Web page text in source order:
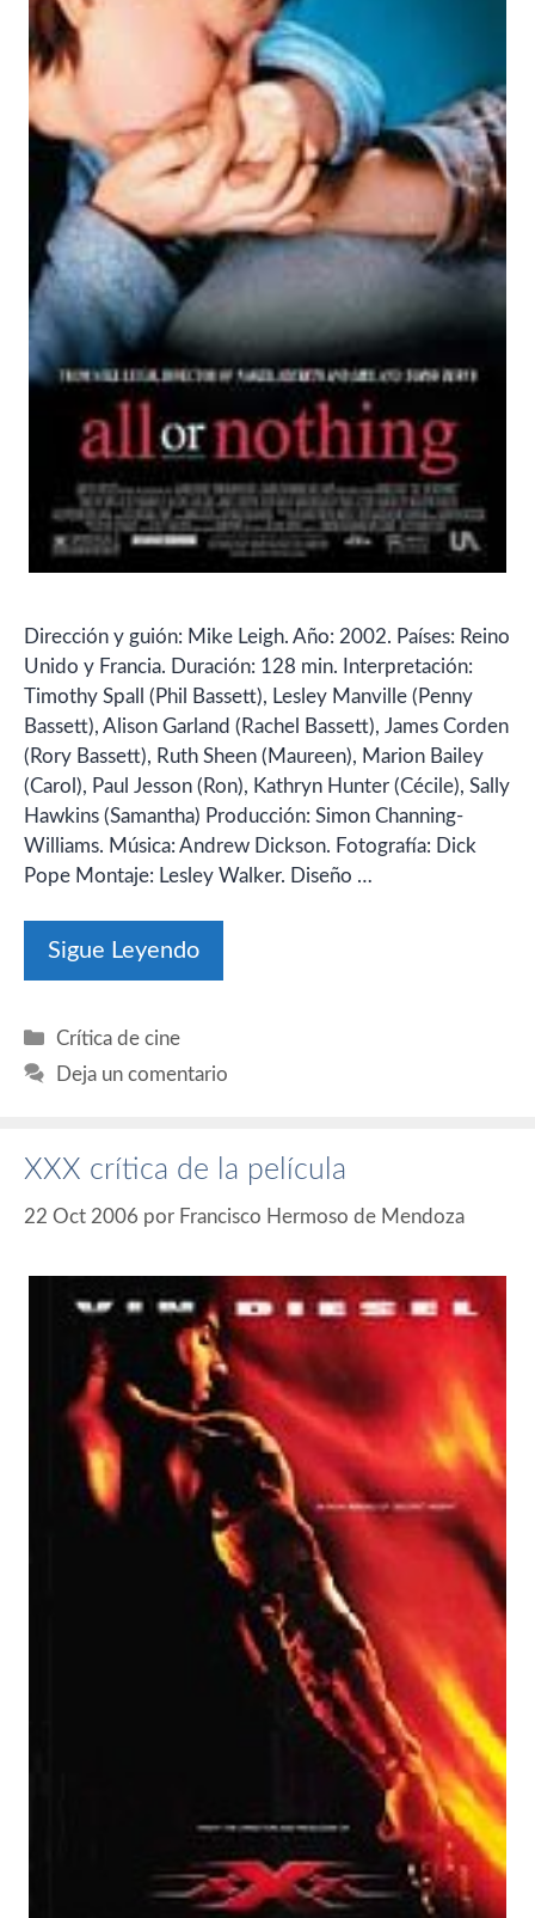
Dirección y guión: Mike Leigh. Año: 2002. Países: Reino
Unido y Francia. Duración: 128 min. Interpretación:
Timothy Spall (Phil Bassett), Lesley Manville (Penny
Bassett), Alison Garland (Rachel Bassett), James Corden
(Rory Bassett), Ruth Sheen (Maureen), Marion Bailey
(Carol), Paul Jesson (Ron), Kathryn Hunter (Cécile), Sally
Hawkins (Samantha) Producción: Simon Channing-
Williams. Música: Andrew Dickson. Fotografía: Dick
Pope Montaje: Lesley Walker. Diseño …
Sigue Leyendo
Categorías
Crítica de cine
Deja un comentario
XXX crítica de la película
22 Oct 2006 por Francisco Hermoso de Mendoza